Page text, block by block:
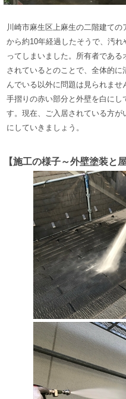
川崎市麻生区上麻生の二階建ての
から約10年経過したそうで、 汚れ
ってしまいました。 所有者である
されているとのことで、 全体的に
んでいる以外に問題は見られませ
手摺りの赤い部分と外壁を白に
す。 現在、ご入居されている方が
にしていきましょう。
【施工の様子～外壁塗装と